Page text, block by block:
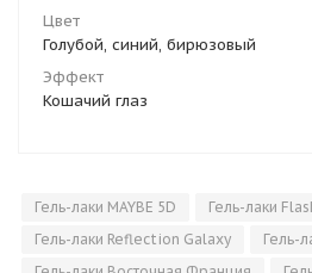
Цвет
Голубой, синий, бирюзовый
Эффект
Кошачий глаз
Гель-лаки MAYBE 5D
Гель-лаки
Гель-лаки Reflection Galaxy
Гель-